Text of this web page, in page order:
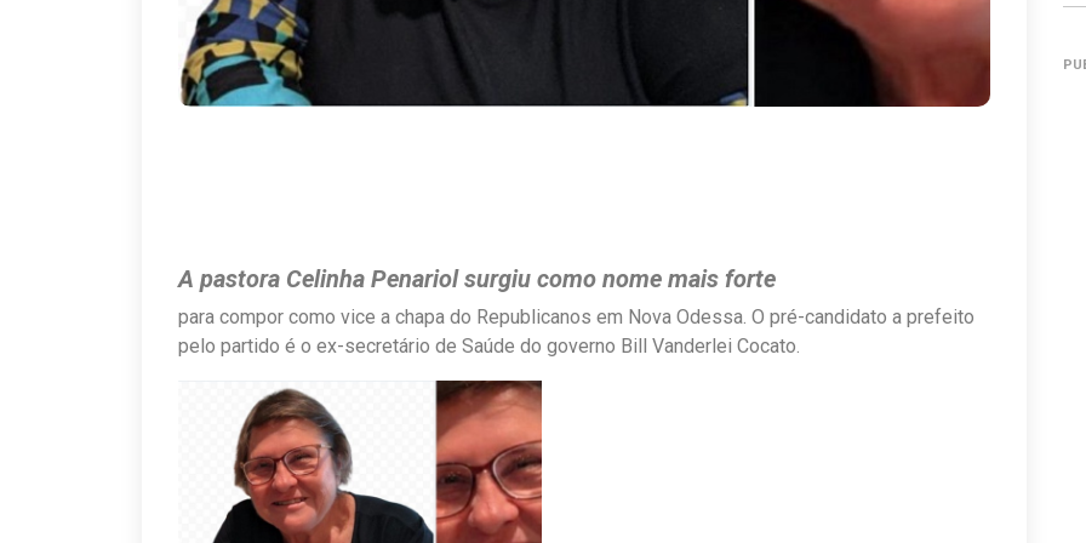
A pastora Celinha Penariol surgiu como nome mais forte
para compor como vice a chapa do Republicanos em Nova Odessa. O pré-candidato a prefeito
pelo partido é o ex-secretário de Saúde do governo Bill Vanderlei Cocato.